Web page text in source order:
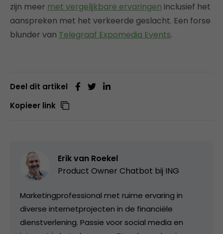
zijn meer met vergelijkbare ervaringen inclusief het
aanspreken met het verkeerde geslacht. Een forse
blunder van Telegraaf Expomedia Events.
Deel dit artikel
Kopieer link
Erik van Roekel
Product Owner Chatbot bij ING
Marketingprofessional met ruime ervaring in
diverse internetprojecten in de financiële
dienstverlening. Passie voor social media en